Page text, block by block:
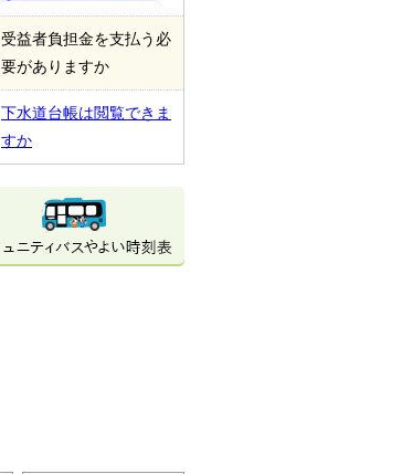
受益者負担金を支払う必
要がありますか
下水道台帳は閲覧できま
すか